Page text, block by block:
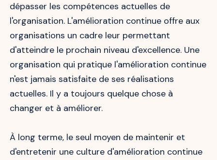
dépasser les compétences actuelles de
l'organisation. L'amélioration continue offre aux
organisations un cadre leur permettant
d'atteindre le prochain niveau d'excellence. Une
organisation qui pratique l'amélioration continue
n'est jamais satisfaite de ses réalisations
actuelles. Il y a toujours quelque chose à
changer et à améliorer.
À long terme, le seul moyen de maintenir et
d'entretenir une culture d'amélioration continue